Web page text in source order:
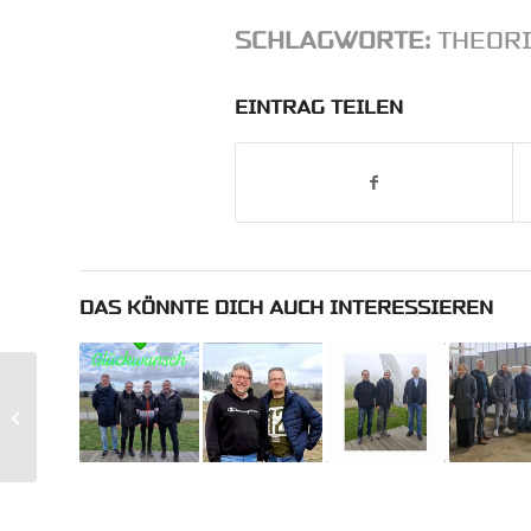
SCHLAGWORTE:
EINTRAG TEILEN
DAS KÖNNTE DICH AUCH INTERESSIEREN
Diverse Anträge